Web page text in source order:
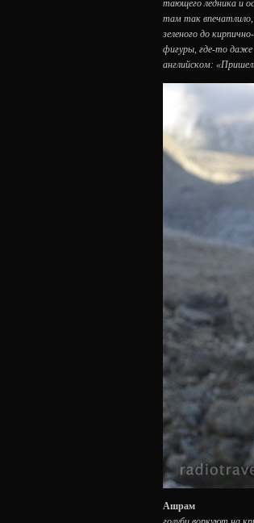
тающего ледника и
там так
зеленого до
фигуры, где-то даже
английском:
Ашрам